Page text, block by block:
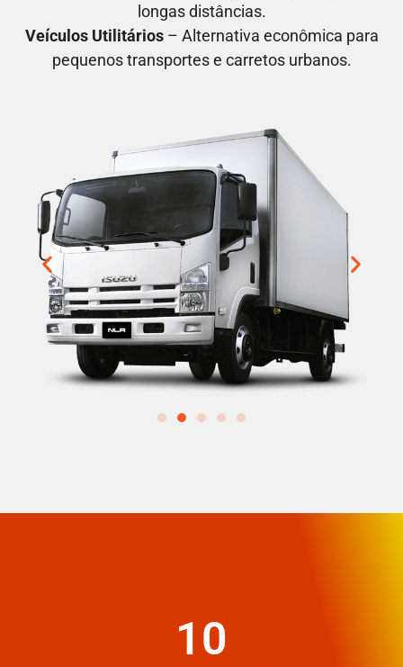
longas distâncias.
Veículos Utilitários– Alternativa econômica para
pequenos transportes e carretos urbanos.
10